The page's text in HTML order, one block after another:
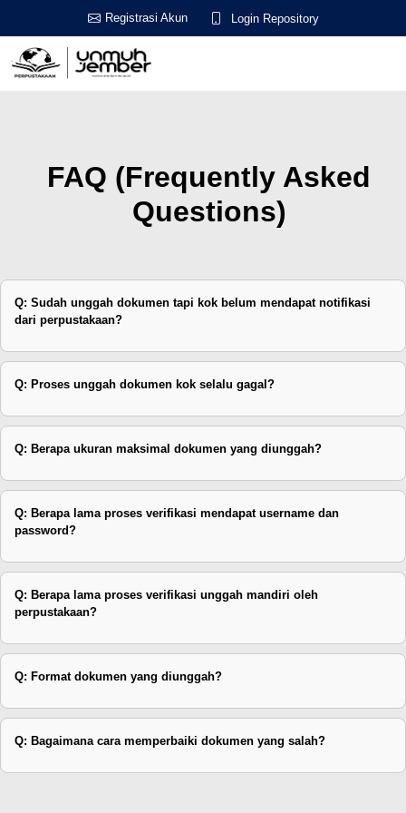
Registrasi Akun Login Repository
FAQ (Frequently Asked
Questions)
Q: Sudah unggah dokumen tapi kok belum mendapat notifikasi
dari perpustakaan?
Q: Proses unggah dokumen kok selalu gagal?
Q: Berapa ukuran maksimal dokumen yang diunggah?
Q: Berapa lama proses verifikasi mendapat username dan
password?
Q: Berapa lama proses verifikasi unggah mandiri oleh
perpustakaan?
Q: Format dokumen yang diunggah?
Q: Bagaimana cara memperbaiki dokumen yang salah?